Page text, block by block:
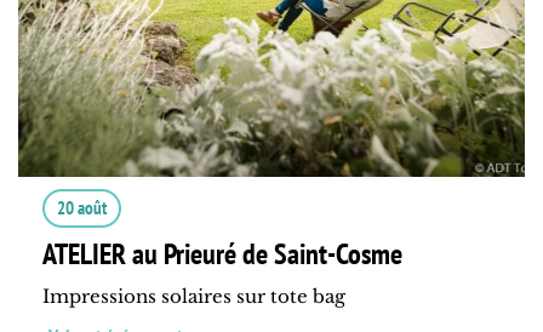
20 août
ATELIER au Prieuré de Saint-Cosme
Impressions solaires sur tote bag